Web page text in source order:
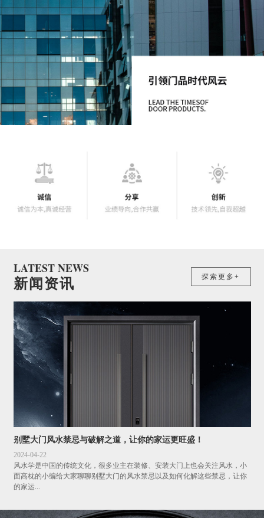
LATEST NEWS
新闻资讯
探索更多+
别墅大门风水禁忌与破解之道，让你的家运更旺盛！
2024-04-22
风水学是中国的传统文化，很多业主在装修、安装大门上也会关注风水，小
面高枕的小编给大家聊聊别墅大门的风水禁忌以及如何化解这些禁忌，让你
的家运...